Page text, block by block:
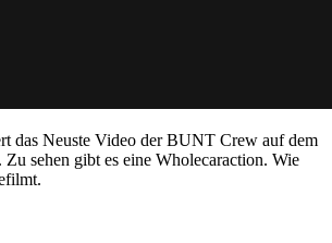
das Neuste Video der BUNT Crew auf dem
sehen gibt es eine Wholecaraction. Wie